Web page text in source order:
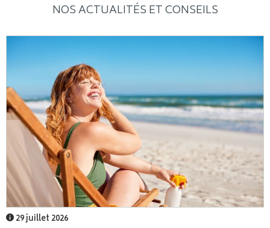
NOS ACTUALITÉS ET CONSEILS
29 juillet 2026